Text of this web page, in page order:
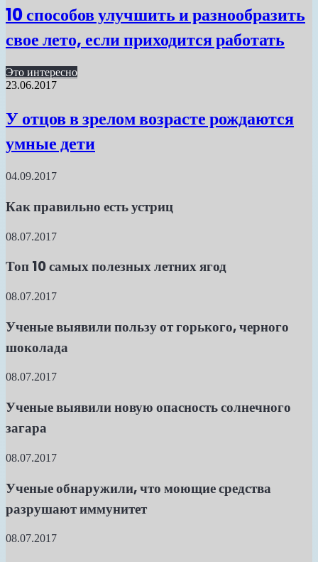
10 способов улучшить и разнообразить
свое лето, если приходится работать
Это интересно
23.06.2017
У отцов в зрелом возрасте рождаются
умные дети
04.09.2017
Как правильно есть устриц
08.07.2017
Топ 10 самых полезных летних ягод
08.07.2017
Ученые выявили пользу от горького, черного
шоколада
08.07.2017
Ученые выявили новую опасность солнечного
загара
08.07.2017
Ученые обнаружили, что моющие средства
разрушают иммунитет
08.07.2017